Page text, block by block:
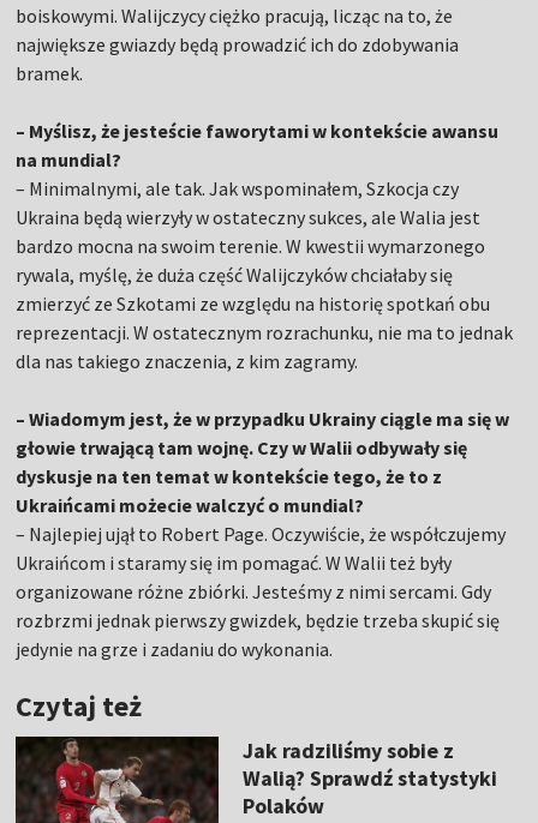
boiskowymi. Walijczycy ciężko pracują, licząc na to, że
największe gwiazdy będą prowadzić ich do zdobywania
bramek.
– Myślisz, że jesteście faworytami w kontekście awansu
na mundial?
– Minimalnymi, ale tak. Jak wspominałem, Szkocja czy
Ukraina będą wierzyły w ostateczny sukces, ale Walia jest
bardzo mocna na swoim terenie. W kwestii wymarzonego
rywala, myślę, że duża część Walijczyków chciałaby się
zmierzyć ze Szkotami ze względu na historię spotkań obu
reprezentacji. W ostatecznym rozrachunku, nie ma to jednak
dla nas takiego znaczenia, z kim zagramy.
– Wiadomym jest, że w przypadku Ukrainy ciągle ma się w
głowie trwającą tam wojnę. Czy w Walii odbywały się
dyskusje na ten temat w kontekście tego, że to z
Ukraińcami możecie walczyć o mundial?
– Najlepiej ujął to Robert Page. Oczywiście, że współczujemy
Ukraińcom i staramy się im pomagać. W Walii też były
organizowane różne zbiórki. Jesteśmy z nimi sercami. Gdy
rozbrzmi jednak pierwszy gwizdek, będzie trzeba skupić się
jedynie na grze i zadaniu do wykonania.
Czytaj też
Jak radziliśmy sobie z
Walią? Sprawdź statystyki
Polaków